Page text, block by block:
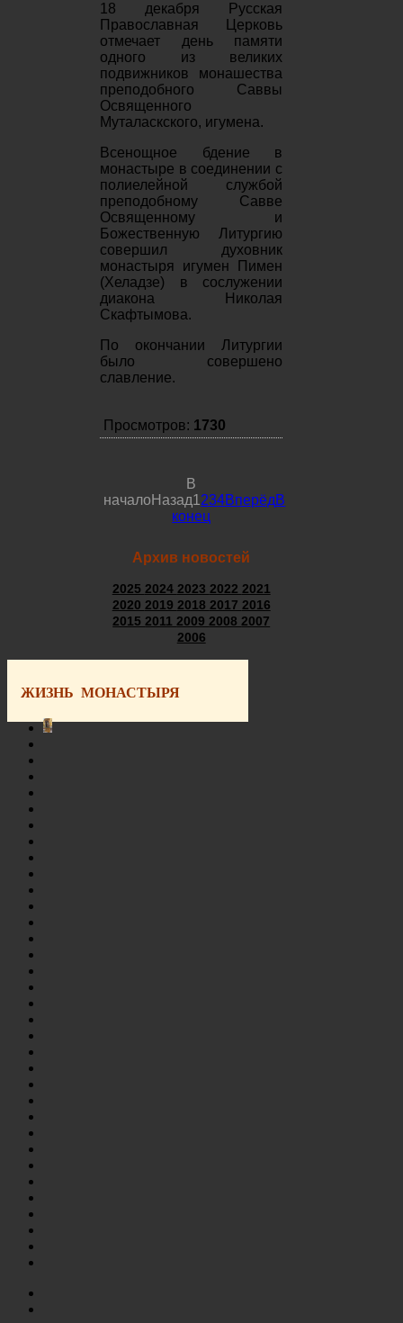
18 декабря Русская
Православная Церковь
отмечает день памяти
одного из великих
подвижников монашества
преподобного Саввы
Освященного
Муталаскского, игумена.
Всенощное бдение в
монастыре в соединении с
полиелейной службой
преподобному Савве
Освященному и
Божественную Литургию
совершил духовник
монастыря игумен Пимен
(Хеладзе) в сослужении
диакона Николая
Скафтымова.
По окончании Литургии
было совершено
славление.
Просмотров: 1730
В
начало Назад1234ВперёдВ
конец
Архив новостей
2025 2024 2023 2022 2021
2020 2019 2018 2017 2016
20152011200920082007
2006
ЖИЗНЬ МОНАСТЫРЯ